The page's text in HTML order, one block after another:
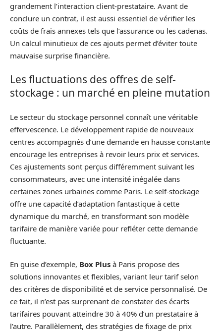
grandement l’interaction client-prestataire. Avant de
conclure un contrat, il est aussi essentiel de vérifier les
coûts de frais annexes tels que l’assurance ou les cadenas.
Un calcul minutieux de ces ajouts permet d’éviter toute
mauvaise surprise financière.
Les fluctuations des offres de self-
stockage : un marché en pleine mutation
Le secteur du stockage personnel connaît une véritable
effervescence. Le développement rapide de nouveaux
centres accompagnés d’une demande en hausse constante
encourage les entreprises à revoir leurs prix et services.
Ces ajustements sont perçus différemment suivant les
consommateurs, avec une intensité inégalée dans
certaines zones urbaines comme Paris. Le self-stockage
offre une capacité d’adaptation fantastique à cette
dynamique du marché, en transformant son modèle
tarifaire de manière variée pour refléter cette demande
fluctuante.
En guise d’exemple, Box Plus à Paris propose des
solutions innovantes et flexibles, variant leur tarif selon
des critères de disponibilité et de service personnalisé. De
ce fait, il n’est pas surprenant de constater des écarts
tarifaires pouvant atteindre 30 à 40% d’un prestataire à
l’autre. Parallèlement, des stratégies de fixage de prix